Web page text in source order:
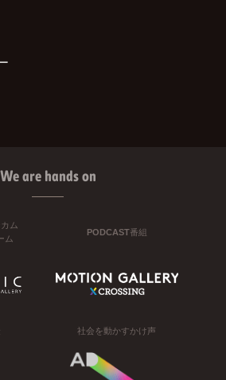
We are hands on
ム
ム
PODCAST番組
社会を動かすかけ声